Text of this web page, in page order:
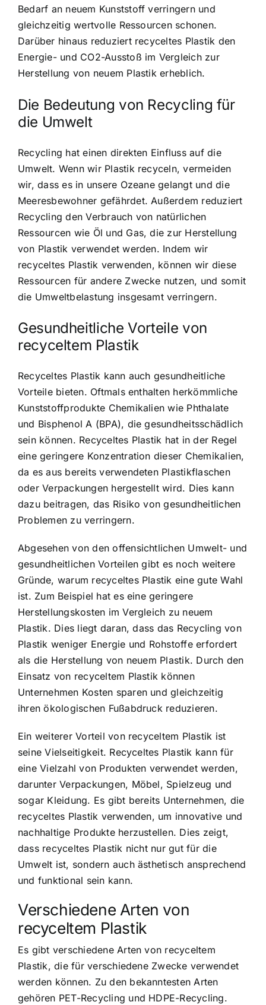
Bedarf an neuem Kunststoff verringern und
gleichzeitig wertvolle Ressourcen schonen.
Darüber hinaus reduziert recyceltes Plastik den
Energie- und CO2-Ausstoß im Vergleich zur
Herstellung von neuem Plastik erheblich.
Die Bedeutung von Recycling für
die Umwelt
Recycling hat einen direkten Einfluss auf die
Umwelt. Wenn wir Plastik recyceln, vermeiden
wir, dass es in unsere Ozeane gelangt und die
Meeresbewohner gefährdet. Außerdem reduziert
Recycling den Verbrauch von natürlichen
Ressourcen wie Öl und Gas, die zur Herstellung
von Plastik verwendet werden. Indem wir
recyceltes Plastik verwenden, können wir diese
Ressourcen für andere Zwecke nutzen, und somit
die Umweltbelastung insgesamt verringern.
Gesundheitliche Vorteile von
recyceltem Plastik
Recyceltes Plastik kann auch gesundheitliche
Vorteile bieten. Oftmals enthalten herkömmliche
Kunststoffprodukte Chemikalien wie Phthalate
und Bisphenol A (BPA), die gesundheitsschädlich
sein können. Recyceltes Plastik hat in der Regel
eine geringere Konzentration dieser Chemikalien,
da es aus bereits verwendeten Plastikflaschen
oder Verpackungen hergestellt wird. Dies kann
dazu beitragen, das Risiko von gesundheitlichen
Problemen zu verringern.
Abgesehen von den offensichtlichen Umwelt- und
gesundheitlichen Vorteilen gibt es noch weitere
Gründe, warum recyceltes Plastik eine gute Wahl
ist. Zum Beispiel hat es eine geringere
Herstellungskosten im Vergleich zu neuem
Plastik. Dies liegt daran, dass das Recycling von
Plastik weniger Energie und Rohstoffe erfordert
als die Herstellung von neuem Plastik. Durch den
Einsatz von recyceltem Plastik können
Unternehmen Kosten sparen und gleichzeitig
ihren ökologischen Fußabdruck reduzieren.
Ein weiterer Vorteil von recyceltem Plastik ist
seine Vielseitigkeit. Recyceltes Plastik kann für
eine Vielzahl von Produkten verwendet werden,
darunter Verpackungen, Möbel, Spielzeug und
sogar Kleidung. Es gibt bereits Unternehmen, die
recyceltes Plastik verwenden, um innovative und
nachhaltige Produkte herzustellen. Dies zeigt,
dass recyceltes Plastik nicht nur gut für die
Umwelt ist, sondern auch ästhetisch ansprechend
und funktional sein kann.
Verschiedene Arten von
recyceltem Plastik
Es gibt verschiedene Arten von recyceltem
Plastik, die für verschiedene Zwecke verwendet
werden können. Zu den bekanntesten Arten
gehören PET-Recycling und HDPE-Recycling.